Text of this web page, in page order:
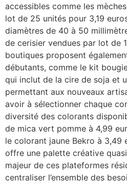
accessibles comme les
lot de 25 unités pour 3,19
diamètres de 40 à 50
de cerisier vendues par lot de
boutiques proposent
débutants, comme le kit
qui inclut de la cire de soja et
permettant aux nouveaux
avoir à sélectionner chaque
diversité des colorants
de mica vert pomme à 4,99
le colorant jaune Bekro à 3,49
offre une palette créative
majeur de ces plateformes
centraliser l’ensemble des